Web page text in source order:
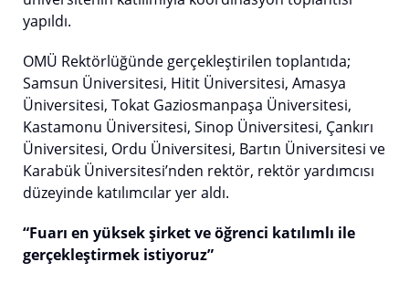
yapıldı.
OMÜ Rektörlüğünde gerçekleştirilen toplantıda;
Samsun Üniversitesi, Hitit Üniversitesi, Amasya
Üniversitesi, Tokat Gaziosmanpaşa Üniversitesi,
Kastamonu Üniversitesi, Sinop Üniversitesi, Çankırı
Üniversitesi, Ordu Üniversitesi, Bartın Üniversitesi ve
Karabük Üniversitesi’nden rektör, rektör yardımcısı
düzeyinde katılımcılar yer aldı.
“Fuarı en yüksek şirket ve öğrenci katılımlı ile
gerçekleştirmek istiyoruz”